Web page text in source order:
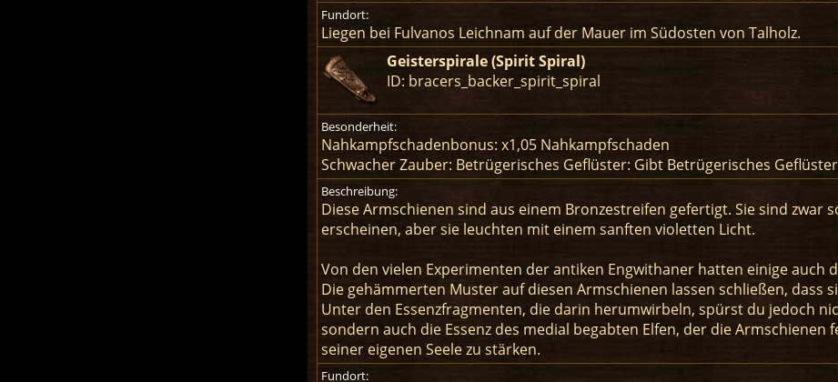
Fundort:
Liegen bei Fulvanos Leichnam auf der Mauer im Südosten von Talholz.
Geisterspirale (Spirit Spiral)
ID: bracers_backer_spirit_spiral
Besonderheit:
Nahkampfschadenbonus: x1,05 Nahkampfschaden
Schwacher Zauber: Betrügerisches Geflüster: Gibt Betrügerisches Geflüster
Beschreibung:
Diese Armschienen sind aus einem Bronzestreifen gefertigt. Sie sind
erscheinen, aber sie leuchten mit einem sanften violetten Licht.
Von den vielen Experimenten der antiken Engwithaner hatten einige auch
Die gehämmerten Muster auf diesen Armschienen lassen schließen, dass
Unter den Essenzfragmenten, die darin herumwirbeln, spürst du jedoch
sondern auch die Essenz des medial begabten Elfen, der die
seiner eigenen Seele zu stärken.
Fundort: